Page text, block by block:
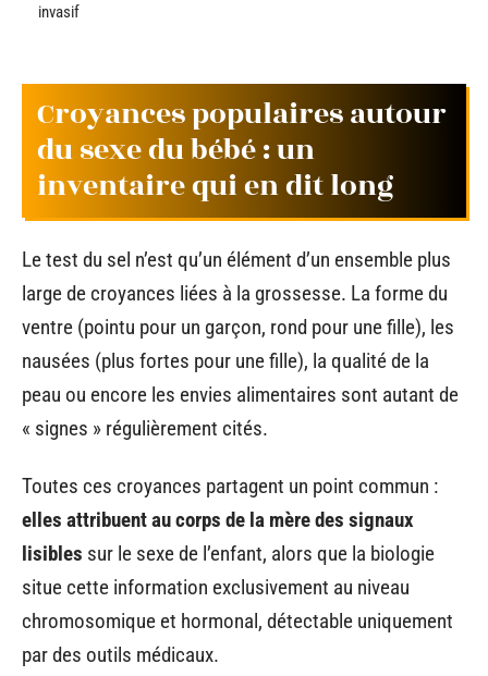
invasif
Croyances populaires autour
du sexe du bébé : un
inventaire qui en dit long
Le test du sel n’est qu’un élément d’un ensemble plus
large de croyances liées à la grossesse. La forme du
ventre (pointu pour un garçon, rond pour une fille), les
nausées (plus fortes pour une fille), la qualité de la
peau ou encore les envies alimentaires sont autant de
« signes » régulièrement cités.
Toutes ces croyances partagent un point commun :
elles attribuent au corps de la mère des signaux
lisibles sur le sexe de l’enfant, alors que la biologie
situe cette information exclusivement au niveau
chromosomique et hormonal, détectable uniquement
par des outils médicaux.